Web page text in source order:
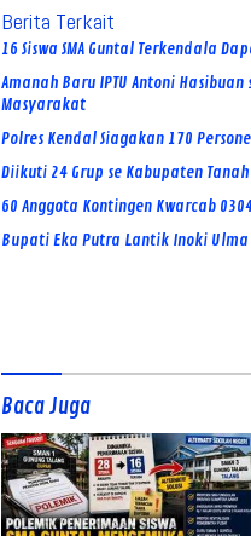
Berita Terkait
16 Siswa SMA Guntal Terkendala
Amanah Baru IPTU Antoni
Masyarakat
Polres Kendal Siagakan 170
Diikuti 24 Grup se Kabupaten
60 Anggota Kontingen Kwarcab
Bupati Eka Putra Lantik Inoki
Baca Juga